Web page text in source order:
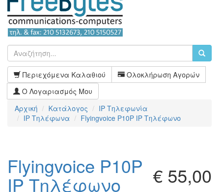
Περιεχόμενα Καλαθιού
Ολοκλήρωση Αγορών
Ο Λογαριασμός Μου
Αρχική
Κατάλογος
IP Τηλεφωνία
IP Τηλέφωνα
Flyingvoice P10P IP Τηλέφωνο
€ 55,00
Flyingvoice P10P
IP Τηλέφωνο